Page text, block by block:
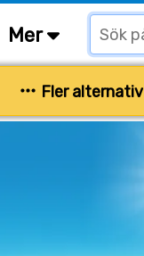
Mer
Fler alternativ